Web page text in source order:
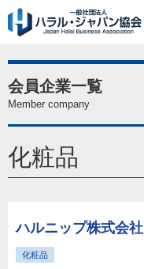
会員企業一覧
Member company
化粧品
ハルニップ株式会社
化粧品